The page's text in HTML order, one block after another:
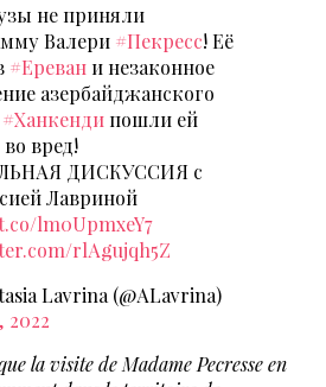
не приняли
Валери #Пекресс! Её
#Еревани незаконное
азербайджанского
#Ханкендипошли ей
вред!
ДИСКУССИЯ с
Лавриной
lm0UpmxeY7
rlAgujqh5Z
Lavrina (@ALavrina)
2022
la visite de Madame Pecresse en